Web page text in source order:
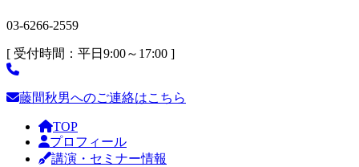
03-6266-2559
[ 受付時間：平日9:00～17:00 ]
藤間秋男へのご連絡はこちら
TOP
プロフィール
講演・セミナー情報